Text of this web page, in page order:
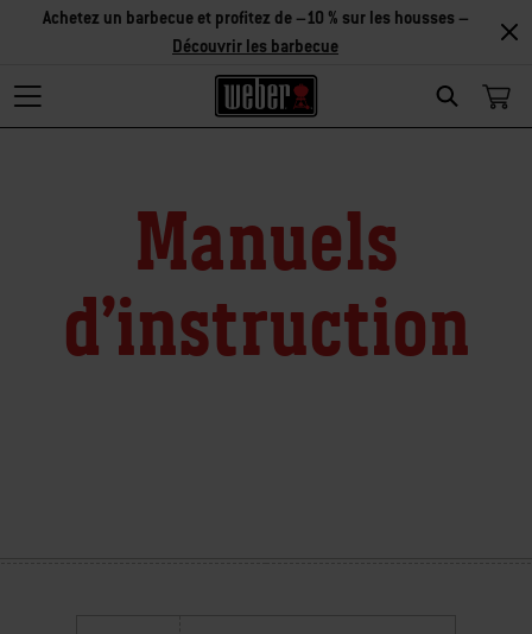
Search
Achetez un barbecue et profitez de –10 % sur les housses –
Découvrir les barbecue
Manuels
d’instruction